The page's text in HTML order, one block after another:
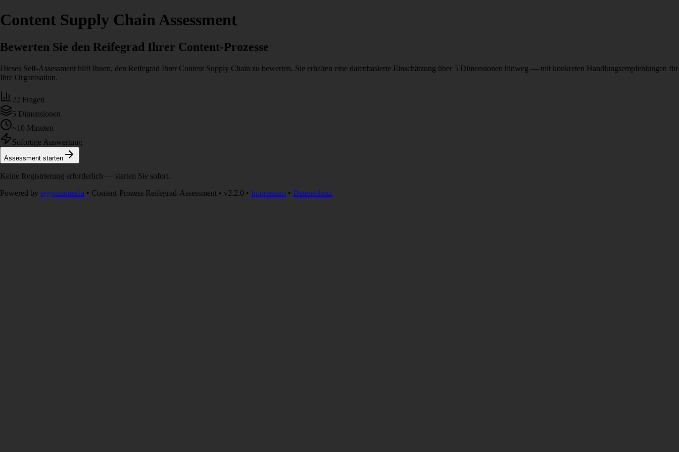
Content Supply Chain Assessment
Bewerten Sie den Reifegrad Ihrer Content-Prozesse
Dieses Self-Assessment hilft Ihnen, den Reifegrad Ihrer Content Supply Chain zu bewerten. Sie erhalten eine datenbasierte Einschätzung über 5 Dimensionen hinweg — mit konkreten Handlungsempfehlungen für
Ihre Organisation.
22 Fragen
5 Dimensionen
~10 Minuten
Sofortige Auswertung
Assessment starten
Keine Registrierung erforderlich — starten Sie sofort.
Powered by eggsunimedia • Content-Prozess Reifegrad-Assessment • v2.2.0 • Impressum • Datenschutz